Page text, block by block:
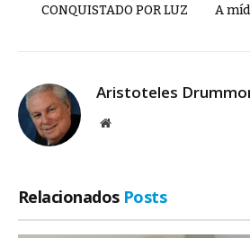
CONQUISTADO POR LUZ A
Aristoteles
Site
Relacionados Posts